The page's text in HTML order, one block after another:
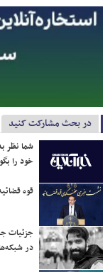
در بحث مشارکت کنید
شما نظر
خود را
قوه
جزئیات
در